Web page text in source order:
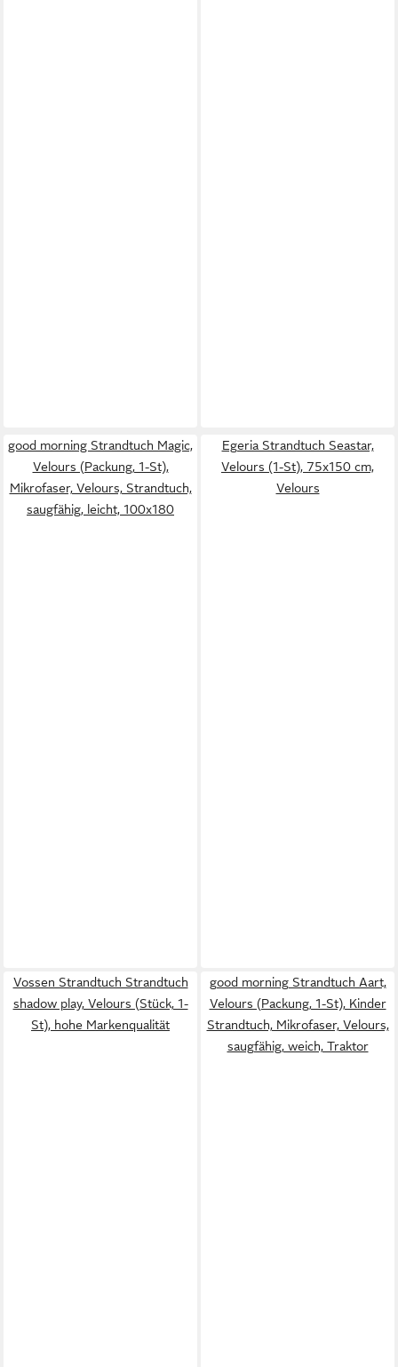
good morning Strandtuch Magic,
Velours (Packung, 1-St),
Mikrofaser, Velours, Strandtuch,
saugfähig, leicht, 100x180
Egeria Strandtuch Seastar,
Velours (1-St), 75x150 cm,
Velours
Vossen Strandtuch Strandtuch
shadow play, Velours (Stück, 1-
St), hohe Markenqualität
good morning Strandtuch Aart,
Velours (Packung, 1-St), Kinder
Strandtuch, Mikrofaser, Velours,
saugfähig, weich, Traktor